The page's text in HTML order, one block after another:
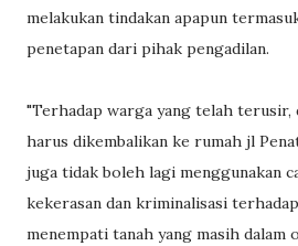
melakukan tindakan apapun
penetapan dari pihak pengadilan.
"Terhadap warga yang telah terusir,
harus dikembalikan ke rumah jl
juga tidak boleh lagi menggunakan
kekerasan dan kriminalisasi
menempati tanah yang masih dalam